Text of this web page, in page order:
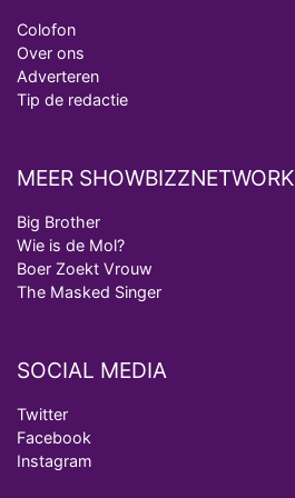
Colofon
Over ons
Adverteren
Tip de redactie
MEER SHOWBIZZNETWORK
Big Brother
Wie is de Mol?
Boer Zoekt Vrouw
The Masked Singer
SOCIAL MEDIA
Twitter
Facebook
Instagram